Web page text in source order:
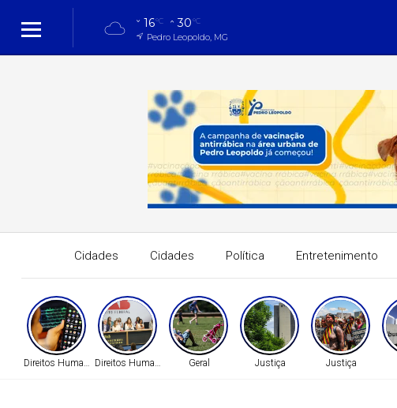
16°C 30°C
Pedro Leopoldo, MG
Cidades Cidades Política Entretenimento
Direitos HumanosDireitos Humanos Geral Justiça Justiça